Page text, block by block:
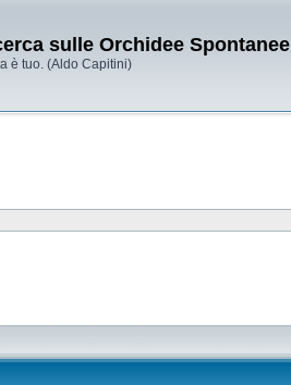
sulle Orchidee Spontanee
è tuo. (Aldo Capitini)